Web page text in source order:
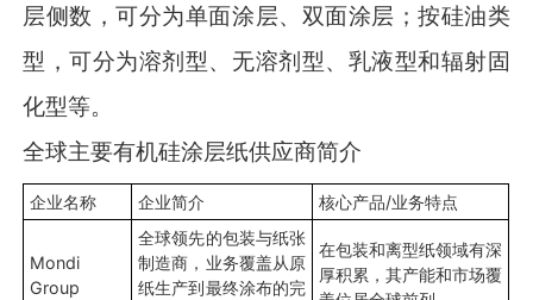
层侧数，可分为单面涂层、双面涂层；按硅油类
型，可分为溶剂型、无溶剂型、乳液型和辐射固
化型等。
全球主要有机硅涂层纸供应商简介
企业名称 企业简介 核心产品/业务特点
Mondi
Group
全球领先的包装与纸张
制造商，业务覆盖从原
纸生产到最终涂布的完
在包装和离型纸领域有深
厚积累，其产能和市场覆